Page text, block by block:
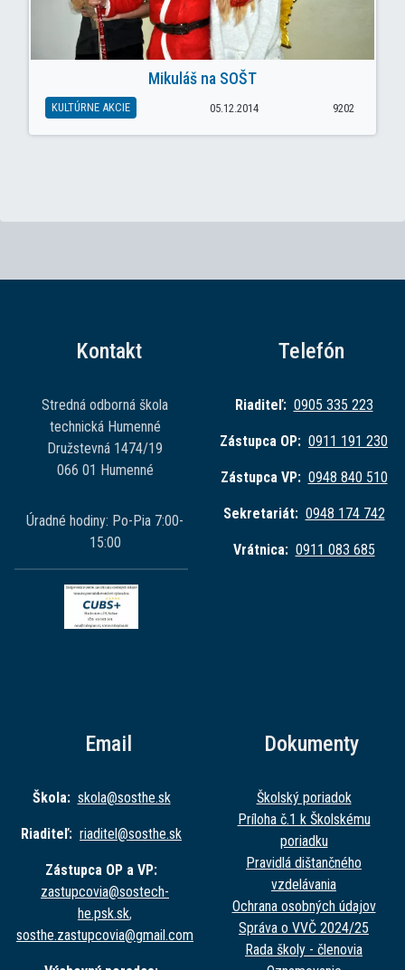
Mikuláš na SOŠT
KULTÚRNE AKCIE 05.12.2014 9202
Kontakt
Stredná odborná škola
technická Humenné
Družstevná 1474/19
066 01 Humenné
Úradné hodiny: Po-Pia 7:00-
15:00
Telefón
Riaditeľ: 0905 335 223
Zástupca OP: 0911 191 230
Zástupca VP: 0948 840 510
Sekretariát: 0948 174 742
Vrátnica: 0911 083 685
Email
Škola: skola@sosthe.sk
Riaditeľ: riaditel@sosthe.sk
Zástupca OP a VP:
zastupcovia@sostech-
he.psk.sk,
sosthe.zastupcovia@gmail.com
Dokumenty
Školský poriadok
Príloha č.1 k Školskému
poriadku
Pravidlá dištančného
vzdelávania
Ochrana osobných údajov
Správa o VVČ 2024/25
Rada školy - členovia